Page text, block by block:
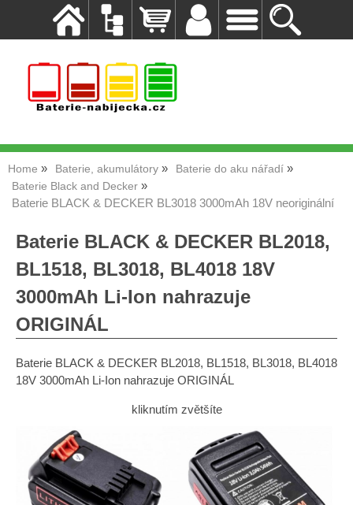
Home Baterie, akumulátory
Baterie do aku nářadí
Baterie Black and Decker
Baterie BLACK & DECKER BL3018 3000mAh 18V neoriginální
Baterie BLACK & DECKER BL2018,
BL1518, BL3018, BL4018 18V
3000mAh Li-Ion nahrazuje
ORIGINÁL
Baterie BLACK & DECKER BL2018, BL1518, BL3018, BL4018
18V 3000mAh Li-Ion nahrazuje ORIGINÁL
kliknutím zvětšíte